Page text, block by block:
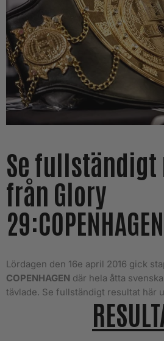
Se
från Glory
29:COPENHAGEN
Lördagen den 16e april 2016 gick
COPENHAGEN där hela åtta
tävlade. Se fullständigt resultat här